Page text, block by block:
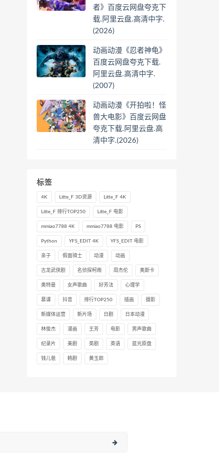
者》百度云网盘夸克下
载.阿里云盘.高清中字.
(2026)
动画动漫《忍者神龟》
百度云网盘夸克下载.
阿里云盘.高清中字.
(2007)
动画动漫《开拍啦！怪
兽大电影》百度云网盘
夸克下载.阿里云盘.高
清中字.(2026)
标签
4K Litte_F 3D资源 Litte_F 4K
Litte_F 排行TOP250 Litte_F 电影
mmiao7788 4K mmiao7788 电影 PS
Python YFS_EDIT 4K YFS_EDIT 电影
亲子 假面骑士 动漫 动画
古龙武侠剧 名侦探柯南 周杰伦 奥斯卡
奥特曼 女声歌曲 好芳法 心理学
慕课 抖音 排行TOP250 插画 摄影
新媒体运营 新片场 日剧 日本动漫
林俊杰 漫画 王芳 电影 男声歌曲
纪录片 美剧 英剧 英语 蓝光原盘
钱儿爸 韩剧 黄玉郎